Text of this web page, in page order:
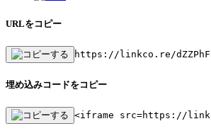
URLをコピー
https://linkco.re/
埋め込みコードをコピー
<iframe src=https://